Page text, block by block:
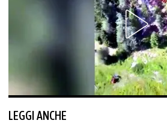
LEGGI ANCHE